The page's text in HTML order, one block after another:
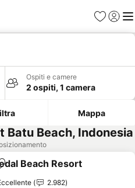
PreferitiAccedi
Ospiti e camere
2 ospiti, 1 camera
Mappa
Batu Beach, Indonesia
ai preferiti
Beach Resort
2.982